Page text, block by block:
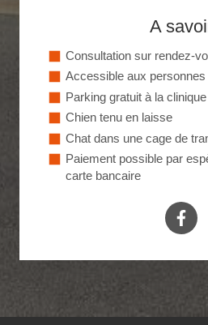
A
Consultation sur rendez-
Accessible aux
Parking gratuit à la clinique
Chien tenu en laisse
Chat dans une cage de
Paiement possible par
carte bancaire